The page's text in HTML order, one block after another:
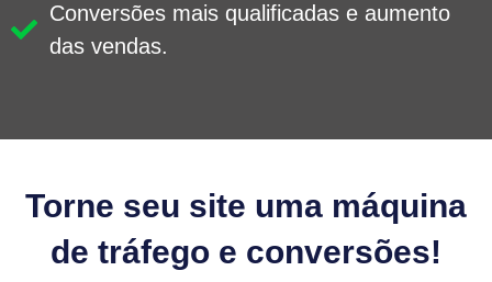
Conversões mais qualificadas e aumento
das vendas.
Torne seu site uma máquina
de tráfego e conversões!